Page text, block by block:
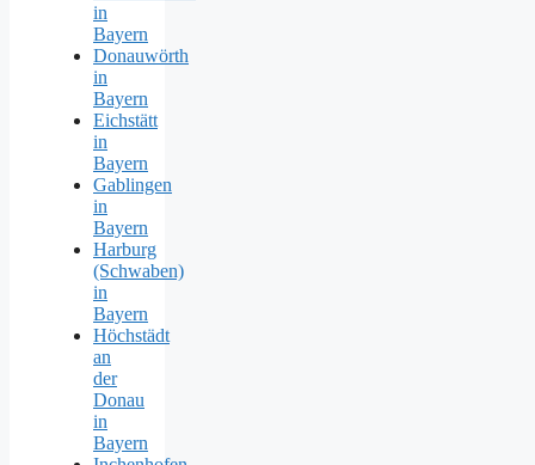
in
Bayern
Donauwörth
in
Bayern
Eichstätt
in
Bayern
Gablingen
in
Bayern
Harburg
(Schwaben)
in
Bayern
Höchstädt
an
der
Donau
in
Bayern